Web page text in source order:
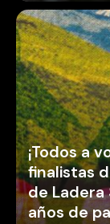
¡Todos a
finalistas
de Ladera
años de